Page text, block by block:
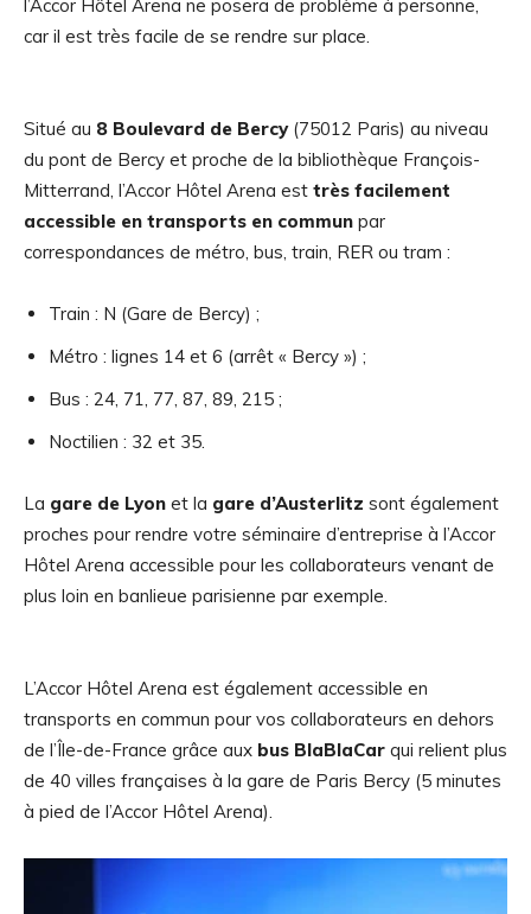
l’Accor Hôtel Arena ne posera de problème à personne,
car il est très facile de se rendre sur place.
Situé au 8 Boulevard de Bercy(75012 Paris) au niveau
du pont de Bercy et proche de la bibliothèque François-
Mitterrand, l’Accor Hôtel Arena est très facilement
accessible en transports en commun par
correspondances de métro, bus, train, RER ou tram :
Train : N (Gare de Bercy) ;
Métro : lignes 14 et 6 (arrêt « Bercy ») ;
Bus : 24, 71, 77, 87, 89, 215 ;
Noctilien : 32 et 35.
La gare de Lyon et la gare d’Austerlitz sont également
proches pour rendre votre séminaire d’entreprise à l’Accor
Hôtel Arena accessible pour les collaborateurs venant de
plus loin en banlieue parisienne par exemple.
L’Accor Hôtel Arena est également accessible en
transports en commun pour vos collaborateurs en dehors
de l’Île-de-France grâce aux bus BlaBlaCar qui relient plus
de 40 villes françaises à la gare de Paris Bercy (5 minutes
à pied de l’Accor Hôtel Arena).